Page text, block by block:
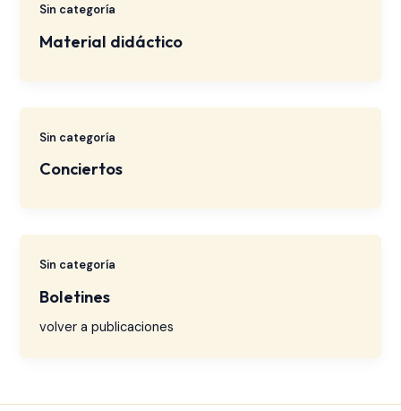
Sin categoría
Material didáctico
Sin categoría
Conciertos
Sin categoría
Boletines
volver a publicaciones